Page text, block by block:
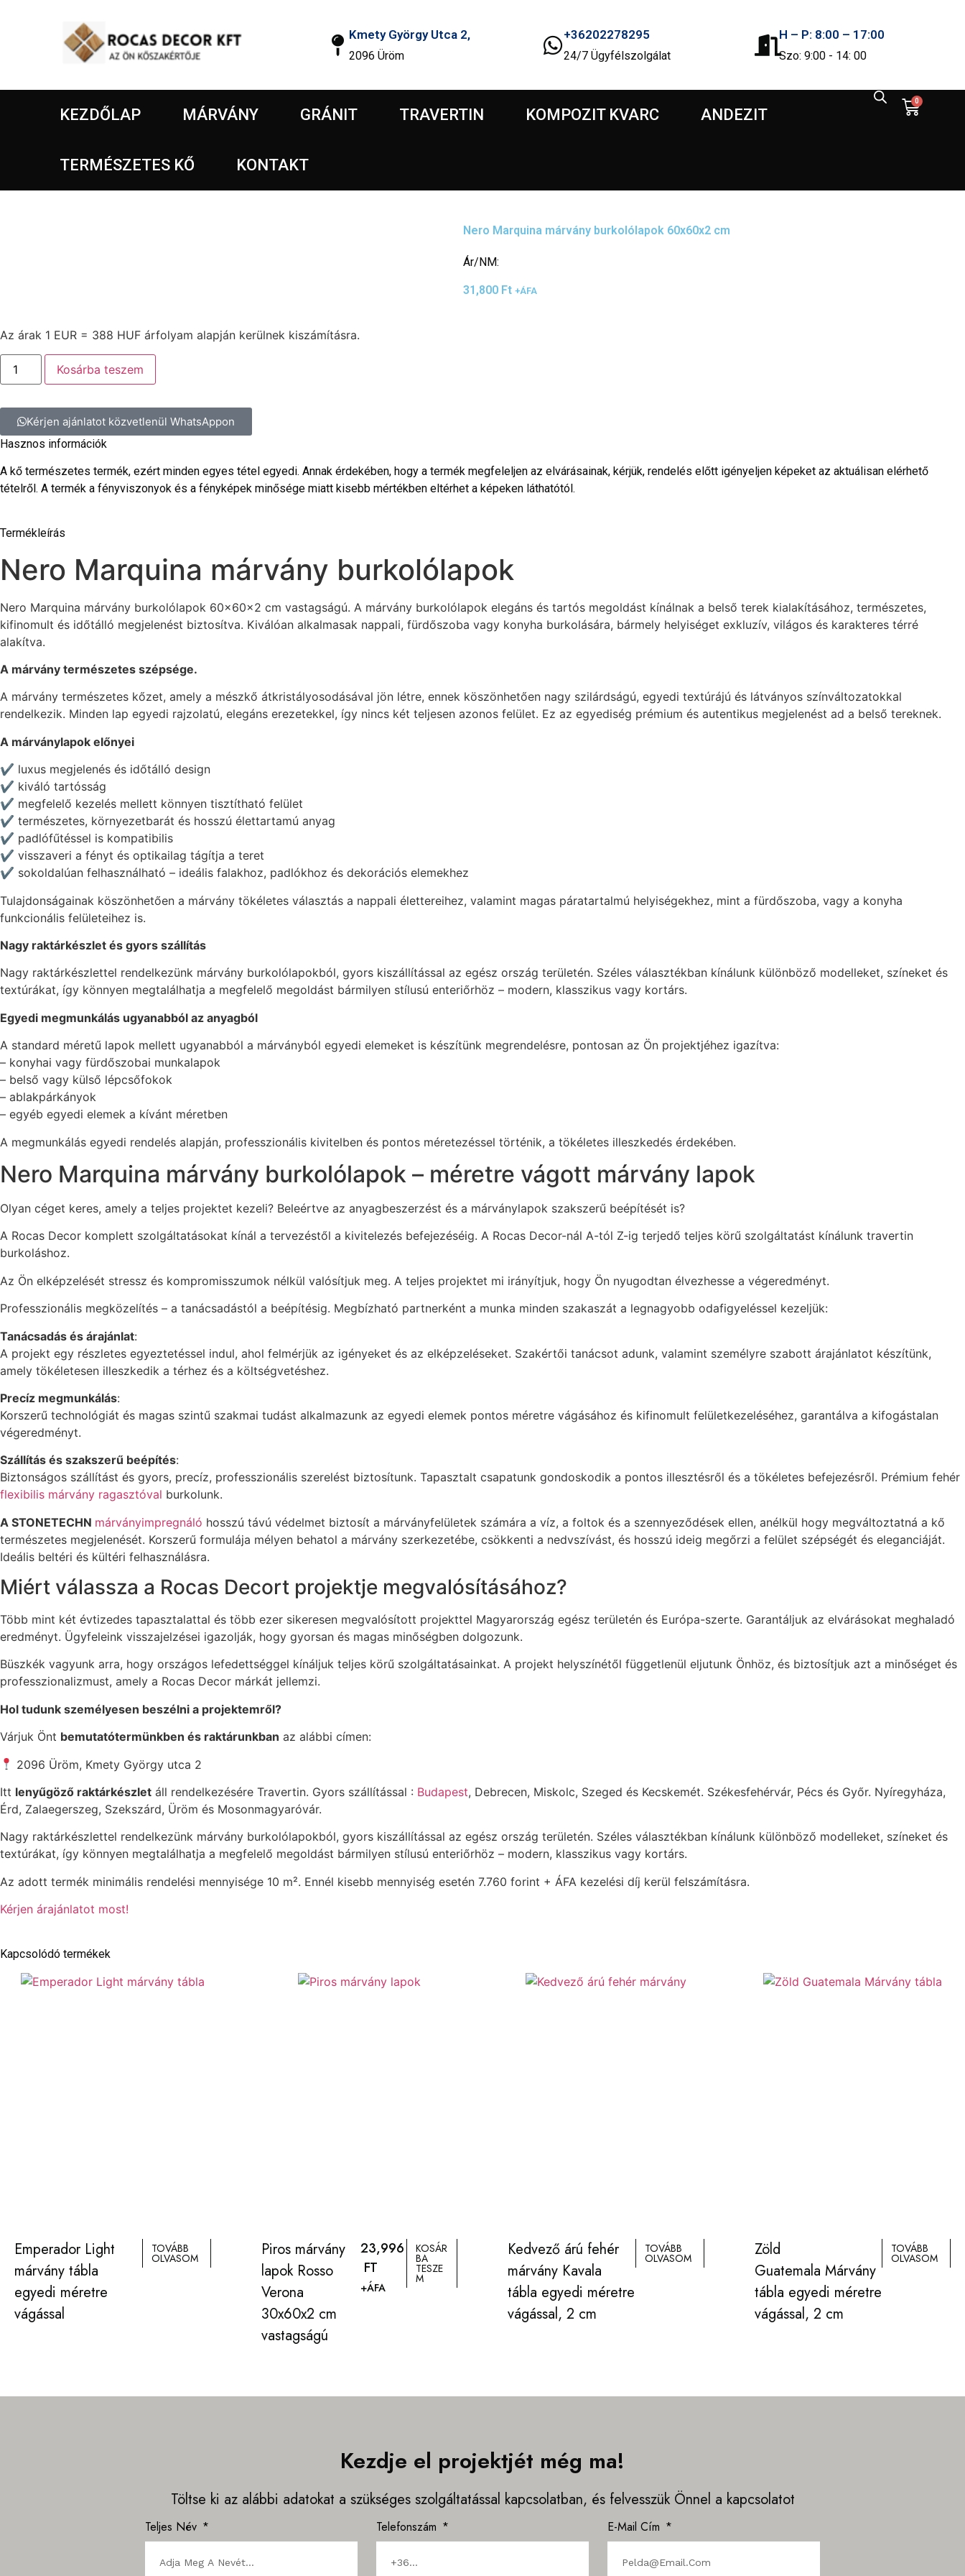
Kmety György Utca 2,
2096 Üröm
+36202278295
24/7 Ügyfélszolgálat
H – P: 8:00 – 17:00
Szo: 9:00 - 14: 00
KEZDŐLAP MÁRVÁNY GRÁNIT TRAVERTIN KOMPOZIT KVARC ANDEZIT
TERMÉSZETES KŐ KONTAKT
0
Nero Marquina márvány burkolólapok 60x60x2 cm
Ár/NM:
31,800 Ft +ÁFA
Az árak 1 EUR = 388 HUF árfolyam alapján kerülnek kiszámításra.
Kosárba teszem
Kérjen ajánlatot közvetlenül WhatsAppon
Hasznos információk
A kő természetes termék, ezért minden egyes tétel egyedi. Annak érdekében, hogy a termék megfeleljen az elvárásainak, kérjük, rendelés előtt igényeljen képeket az aktuálisan elérhető
tételről. A termék a fényviszonyok és a fényképek minősége miatt kisebb mértékben eltérhet a képeken láthatótól.
Termékleírás
Nero Marquina márvány burkolólapok
Nero Marquina márvány burkolólapok 60x60x2 cm vastagságú. A márvány burkolólapok elegáns és tartós megoldást kínálnak a belső terek kialakításához, természetes,
kifinomult és időtálló megjelenést biztosítva. Kiválóan alkalmasak nappali, fürdőszoba vagy konyha burkolására, bármely helyiséget exkluzív, világos és karakteres térré
alakítva.
A márvány természetes szépsége.
A márvány természetes kőzet, amely a mészkő átkristályosodásával jön létre, ennek köszönhetően nagy szilárdságú, egyedi textúrájú és látványos színváltozatokkal
rendelkezik. Minden lap egyedi rajzolatú, elegáns erezetekkel, így nincs két teljesen azonos felület. Ez az egyediség prémium és autentikus megjelenést ad a belső tereknek.
A márványlapok előnyei
✔ luxus megjelenés és időtálló design
✔ kiváló tartósság
✔ megfelelő kezelés mellett könnyen tisztítható felület
✔ természetes, környezetbarát és hosszú élettartamú anyag
✔ padlófűtéssel is kompatibilis
✔ visszaveri a fényt és optikailag tágítja a teret
✔ sokoldalúan felhasználható – ideális falakhoz, padlókhoz és dekorációs elemekhez
Tulajdonságainak köszönhetően a márvány tökéletes választás a nappali élettereihez, valamint magas páratartalmú helyiségekhez, mint a fürdőszoba, vagy a konyha
funkcionális felületeihez is.
Nagy raktárkészlet és gyors szállítás
Nagy raktárkészlettel rendelkezünk márvány burkolólapokból, gyors kiszállítással az egész ország területén. Széles választékban kínálunk különböző modelleket, színeket és
textúrákat, így könnyen megtalálhatja a megfelelő megoldást bármilyen stílusú enteriőrhöz – modern, klasszikus vagy kortárs.
Egyedi megmunkálás ugyanabból az anyagból
A standard méretű lapok mellett ugyanabból a márványból egyedi elemeket is készítünk megrendelésre, pontosan az Ön projektjéhez igazítva:
– konyhai vagy fürdőszobai munkalapok
– belső vagy külső lépcsőfokok
– ablakpárkányok
– egyéb egyedi elemek a kívánt méretben
A megmunkálás egyedi rendelés alapján, professzionális kivitelben és pontos méretezéssel történik, a tökéletes illeszkedés érdekében.
Nero Marquina márvány burkolólapok – méretre vágott márvány lapok
Olyan céget keres, amely a teljes projektet kezeli? Beleértve az anyagbeszerzést és a márványlapok szakszerű beépítését is?
A Rocas Decor komplett szolgáltatásokat kínál a tervezéstől a kivitelezés befejezéséig. A Rocas Decor-nál A-tól Z-ig terjedő teljes körű szolgáltatást kínálunk travertin
burkoláshoz.
Az Ön elképzelését stressz és kompromisszumok nélkül valósítjuk meg. A teljes projektet mi irányítjuk, hogy Ön nyugodtan élvezhesse a végeredményt.
Professzionális megközelítés – a tanácsadástól a beépítésig. Megbízható partnerként a munka minden szakaszát a legnagyobb odafigyeléssel kezeljük:
Tanácsadás és árajánlat:
A projekt egy részletes egyeztetéssel indul, ahol felmérjük az igényeket és az elképzeléseket. Szakértői tanácsot adunk, valamint személyre szabott árajánlatot készítünk,
amely tökéletesen illeszkedik a térhez és a költségvetéshez.
Precíz megmunkálás:
Korszerű technológiát és magas szintű szakmai tudást alkalmazunk az egyedi elemek pontos méretre vágásához és kifinomult felületkezeléséhez, garantálva a kifogástalan
végeredményt.
Szállítás és szakszerű beépítés:
Biztonságos szállítást és gyors, precíz, professzionális szerelést biztosítunk. Tapasztalt csapatunk gondoskodik a pontos illesztésről és a tökéletes befejezésről. Prémium fehér
flexibilis márvány ragasztóval burkolunk.
A STONETECHN márványimpregnáló hosszú távú védelmet biztosít a márványfelületek számára a víz, a foltok és a szennyeződések ellen, anélkül hogy megváltoztatná a kő
természetes megjelenését. Korszerű formulája mélyen behatol a márvány szerkezetébe, csökkenti a nedvszívást, és hosszú ideig megőrzi a felület szépségét és eleganciáját.
Ideális beltéri és kültéri felhasználásra.
Miért válassza a Rocas Decort projektje megvalósításához?
Több mint két évtizedes tapasztalattal és több ezer sikeresen megvalósított projekttel Magyarország egész területén és Európa-szerte. Garantáljuk az elvárásokat meghaladó
eredményt. Ügyfeleink visszajelzései igazolják, hogy gyorsan és magas minőségben dolgozunk.
Büszkék vagyunk arra, hogy országos lefedettséggel kínáljuk teljes körű szolgáltatásainkat. A projekt helyszínétől függetlenül eljutunk Önhöz, és biztosítjuk azt a minőséget és
professzionalizmust, amely a Rocas Decor márkát jellemzi.
Hol tudunk személyesen beszélni a projektemről?
Várjuk Önt bemutatótermünkben és raktárunkban az alábbi címen:
2096 Üröm, Kmety György utca 2
Itt lenyűgöző raktárkészlet áll rendelkezésére Travertin. Gyors szállítással : Budapest, Debrecen, Miskolc, Szeged és Kecskemét. Székesfehérvár, Pécs és Győr. Nyíregyháza,
Érd, Zalaegerszeg, Szekszárd, Üröm és Mosonmagyaróvár.
Nagy raktárkészlettel rendelkezünk márvány burkolólapokból, gyors kiszállítással az egész ország területén. Széles választékban kínálunk különböző modelleket, színeket és
textúrákat, így könnyen megtalálhatja a megfelelő megoldást bármilyen stílusú enteriőrhöz – modern, klasszikus vagy kortárs.
Az adott termék minimális rendelési mennyisége 10 m². Ennél kisebb mennyiség esetén 7.760 forint + ÁFA kezelési díj kerül felszámításra.
Kérjen árajánlatot most!
Kapcsolódó termékek
Emperador Light
márvány tábla
egyedi méretre
vágással
TOVÁBB
OLVASOM
Piros márvány
lapok Rosso
Verona
30x60x2 cm
vastagságú
23,996
FT
+ÁFA
KOSÁR
BA
TESZE
M
Kedvező árú fehér
márvány Kavala
tábla egyedi méretre
vágással, 2 cm
TOVÁBB
OLVASOM
Zöld
Guatemala Márvány
tábla egyedi méretre
vágással, 2 cm
TOVÁBB
OLVASOM
Kezdje el projektjét még ma!
Töltse ki az alábbi adatokat a szükséges szolgáltatással kapcsolatban, és felvesszük Önnel a kapcsolatot
Teljes Név Telefonszám E-Mail Cím